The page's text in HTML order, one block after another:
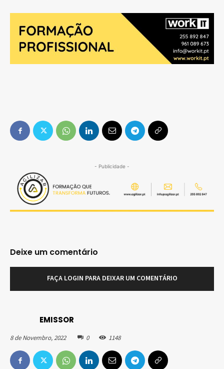
EMISSOR
8 de Novembro, 2022 0 1148
- Publicidade -
Deixe um comentário
FAÇA LOGIN PARA DEIXAR UM COMENTÁRIO